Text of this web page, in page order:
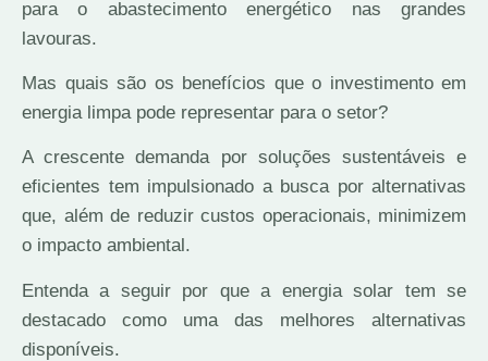
para o abastecimento energético nas grandes
lavouras.
Mas quais são os benefícios que o investimento em
energia limpa pode representar para o setor?
A crescente demanda por soluções sustentáveis e
eficientes tem impulsionado a busca por alternativas
que, além de reduzir custos operacionais, minimizem
o impacto ambiental.
Entenda a seguir por que a energia solar tem se
destacado como uma das melhores alternativas
disponíveis.